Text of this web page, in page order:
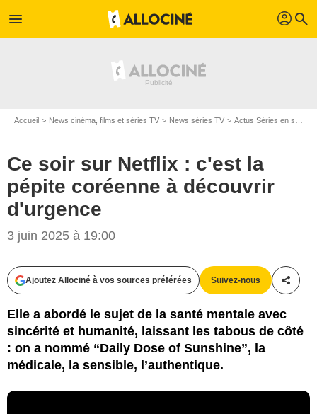
menu profil search
Accueil News cinéma, films et séries TV News séries TV Actus Séries en streaming
Ce soir sur Netflix : c'est la
pépite coréenne à découvrir
d'urgence
3 juin 2025 à 19:00
Ajoutez Allociné à vos sources préférées Suivez-nous
Elle a abordé le sujet de la santé mentale avec
sincérité et humanité, laissant les tabous de côté
: on a nommé “Daily Dose of Sunshine”, la
médicale, la sensible, l’authentique.